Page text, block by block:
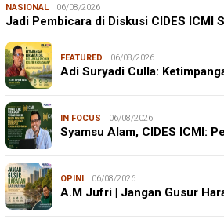
NASIONAL 06/08/2026
Jadi Pembicara di Diskusi CIDES ICMI
FEATURED 06/08/2026
Adi Suryadi Culla:
IN FOCUS 06/08/2026
Syamsu Alam, CIDES ICMI:
OPINI 06/08/2026
A.M Jufri | Jangan Gusur